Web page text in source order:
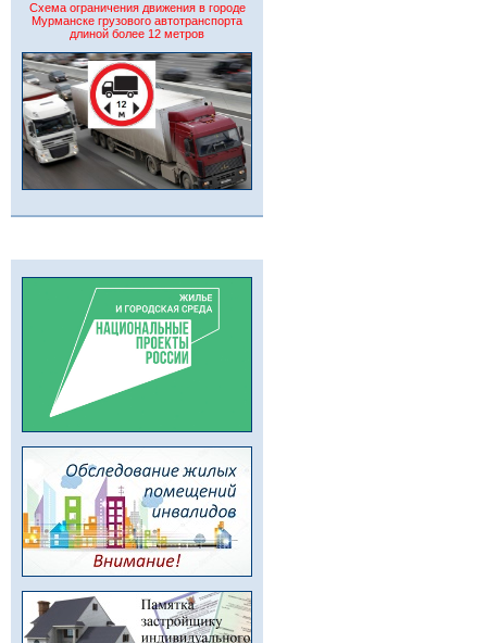
Схема ограничения движения в городе
Мурманске грузового автотранспорта
длиной более 12 метров